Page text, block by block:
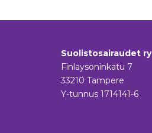
Suolistosairaudet ry
Finlaysoninkatu 7
33210 Tampere
Y-tunnus 1714141-6